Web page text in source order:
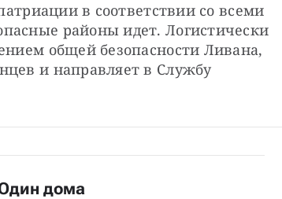
в соответствии со всеми
районы идет. Логистически
общей безопасности Ливана,
и направляет в Службу
дома